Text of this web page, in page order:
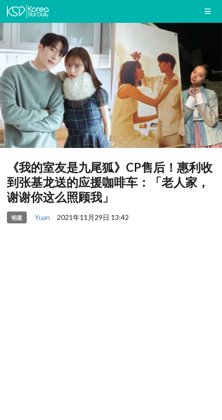
《我的室友是九尾狐》CP售后！惠利收
到张基龙送的应援咖啡车：「老人家，
谢谢你这么照顾我」
明星 Yuan 2021年11月29日 13:42